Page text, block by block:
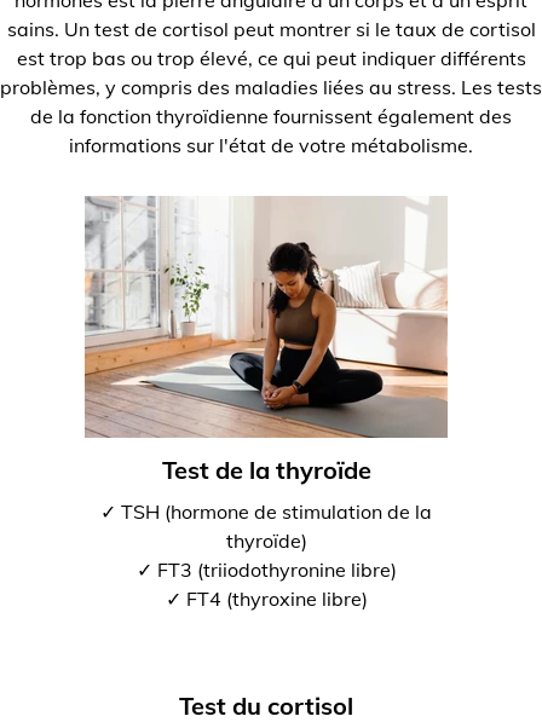
sains. Un test de cortisol peut montrer si le taux de cortisol
est trop bas ou trop élevé, ce qui peut indiquer différents
problèmes, y compris des maladies liées au stress. Les tests
de la fonction thyroïdienne fournissent également des
informations sur l'état de votre métabolisme.
Test de la thyroïde
✓ TSH (hormone de stimulation de la
thyroïde)
✓ FT3 (triiodothyronine libre)
✓ FT4 (thyroxine libre)
Test du cortisol